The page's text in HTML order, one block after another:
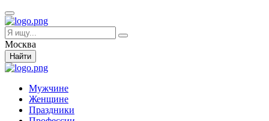
Москва
Найти
Мужчине
Женщине
Праздники